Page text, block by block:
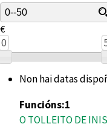
€
0
Non hai datas
Funcións:1
O TOLLEITO DE